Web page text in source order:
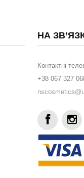
НА
Контактні
+38 067 327